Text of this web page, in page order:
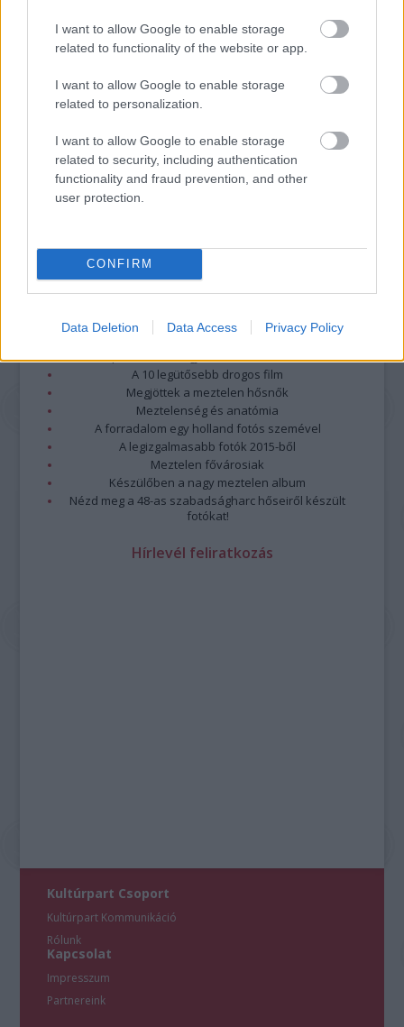
I want to allow Google to enable storage
related to functionality of the website or app.
I want to allow Google to enable storage
related to personalization.
I want to allow Google to enable storage
related to security, including authentication
functionality and fraud prevention, and other
user protection.
CONFIRM
Data Deletion Data Access Privacy Policy
A bejegyzés trackback címe:
https://kulturpart.hu/api/trackback/id/7824784
Kommentek:
A hozzászólások a vonatkozó jogszabályok
nem vállal, azokat nem ellenőrzi. Kifogás esetén forduljon a blog szerkesztőjéhez.
Részletek a Felhasználási feltételekben és az adatvédelmi tájékoztatóban
Megdöbbentő fotók a néptelen fővárosról
Top 10: ezek a legjobb szerelmes filmek
A 10 legütősebb drogos film
Megjöttek a meztelen hősnők
Meztelenség és anatómia
A forradalom egy holland fotós szemével
A legizgalmasabb fotók 2015-ből
Meztelen fővárosiak
Készülőben a nagy meztelen album
Nézd meg a 48-as szabadságharc hőseiről készült
fotókat!
Hírlevél feliratkozás
Kultúrpart Csoport
Kultúrpart Kommunikáció
Rólunk
Kapcsolat
Impresszum
Partnereink